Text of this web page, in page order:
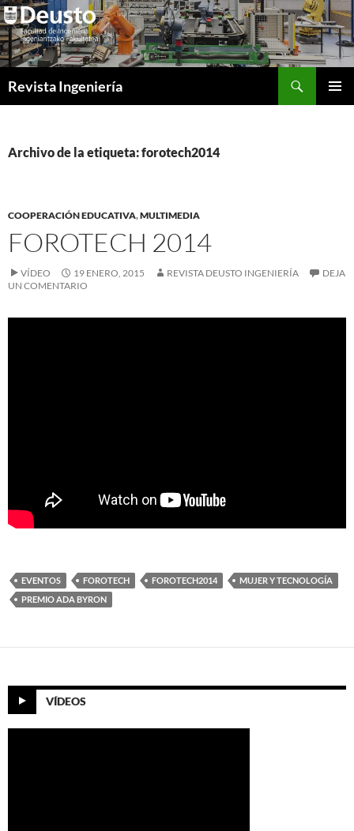
Saltar
al
contenido
Revista Ingeniería
Archivo de la etiqueta: forotech2014
COOPERACIÓN EDUCATIVA,MULTIMEDIA
FOROTECH 2014
VÍDEO 19 ENERO, 2015 REVISTA DEUSTO INGENIERÍA
DEJA
UN COMENTARIO
EVENTOS FOROTECH FOROTECH2014
MUJER Y TECNOLOGÍA
PREMIO ADA BYRON
VÍDEOS